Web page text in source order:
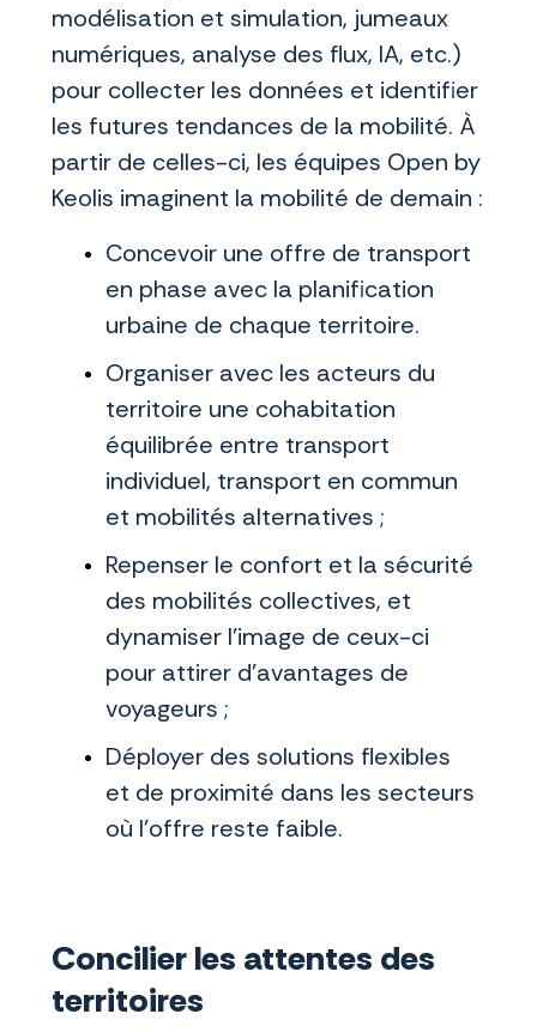
modélisation et simulation, jumeaux
numériques, analyse des flux, IA, etc.)
pour collecter les données et identifier
les futures tendances de la mobilité. À
partir de celles-ci, les équipes Open by
Keolis imaginent la mobilité de demain :
Concevoir une offre de transport
en phase avec la planification
urbaine de chaque territoire.
Organiser avec les acteurs du
territoire une cohabitation
équilibrée entre transport
individuel, transport en commun
et mobilités alternatives ;
Repenser le confort et la sécurité
des mobilités collectives, et
dynamiser l’image de ceux-ci
pour attirer d’avantages de
voyageurs ;
Déployer des solutions flexibles
et de proximité dans les secteurs
où l’offre reste faible.
Concilier les attentes des
territoires